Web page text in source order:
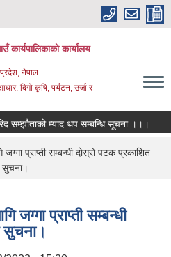
कार्यपालिकाको कार्यालय
प्रदेश, नेपाल
दिगो कृषि, पर्यटन, उर्जा र
म्याद थप सम्बन्धि सूचना ।।।
प्राप्ती सम्बन्धी दोस्रो पटक प्रकाशित
सुचना।
जग्गा प्राप्ती सम्बन्धी
सुचना।